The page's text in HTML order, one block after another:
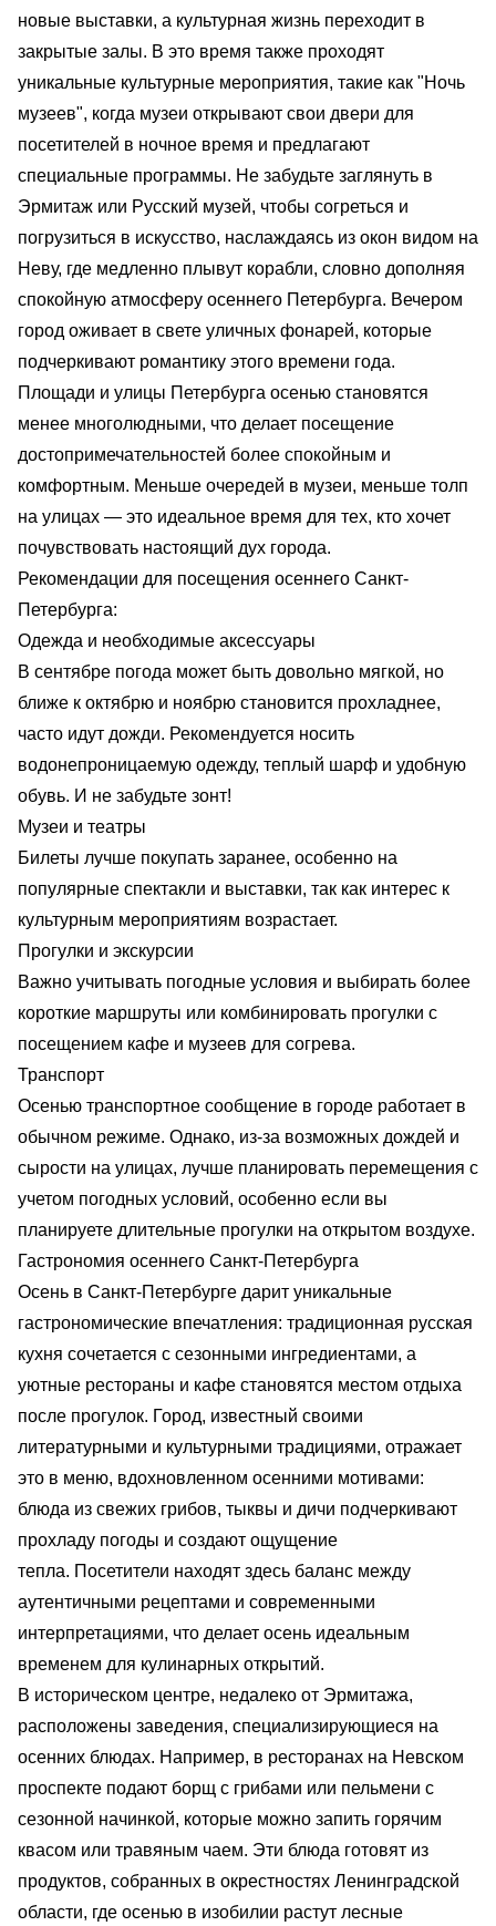
новые выставки, а культурная жизнь переходит в
закрытые залы. В это время также проходят
уникальные культурные мероприятия, такие как "Ночь
музеев", когда музеи открывают свои двери для
посетителей в ночное время и предлагают
специальные программы. Не забудьте заглянуть в
Эрмитаж или Русский музей, чтобы согреться и
погрузиться в искусство, наслаждаясь из окон видом на
Неву, где медленно плывут корабли, словно дополняя
спокойную атмосферу осеннего Петербурга. Вечером
город оживает в свете уличных фонарей, которые
подчеркивают романтику этого времени года.
Площади и улицы Петербурга осенью становятся
менее многолюдными, что делает посещение
достопримечательностей более спокойным и
комфортным. Меньше очередей в музеи, меньше толп
на улицах — это идеальное время для тех, кто хочет
почувствовать настоящий дух города.
Рекомендации для посещения осеннего Санкт-
Петербурга:
Одежда и необходимые аксессуары
В сентябре погода может быть довольно мягкой, но
ближе к октябрю и ноябрю становится прохладнее,
часто идут дожди. Рекомендуется носить
водонепроницаемую одежду, теплый шарф и удобную
обувь. И не забудьте зонт!
Музеи и театры
Билеты лучше покупать заранее, особенно на
популярные спектакли и выставки, так как интерес к
культурным мероприятиям возрастает.
Прогулки и экскурсии
Важно учитывать погодные условия и выбирать более
короткие маршруты или комбинировать прогулки с
посещением кафе и музеев для согрева.
Транспорт
Осенью транспортное сообщение в городе работает в
обычном режиме. Однако, из-за возможных дождей и
сырости на улицах, лучше планировать перемещения с
учетом погодных условий, особенно если вы
планируете длительные прогулки на открытом воздухе.
Гастрономия осеннего Санкт-Петербурга
Осень в Санкт-Петербурге дарит уникальные
гастрономические впечатления: традиционная русская
кухня сочетается с сезонными ингредиентами, а
уютные рестораны и кафе становятся местом отдыха
после прогулок. Город, известный своими
литературными и культурными традициями, отражает
это в меню, вдохновленном осенними мотивами:
блюда из свежих грибов, тыквы и дичи подчеркивают
прохладу погоды и создают ощущение
тепла. Посетители находят здесь баланс между
аутентичными рецептами и современными
интерпретациями, что делает осень идеальным
временем для кулинарных открытий.
В историческом центре, недалеко от Эрмитажа,
расположены заведения, специализирующиеся на
осенних блюдах. Например, в ресторанах на Невском
проспекте подают борщ с грибами или пельмени с
сезонной начинкой, которые можно запить горячим
квасом или травяным чаем. Эти блюда готовят из
продуктов, собранных в окрестностях Ленинградской
области, где осенью в изобилии растут лесные